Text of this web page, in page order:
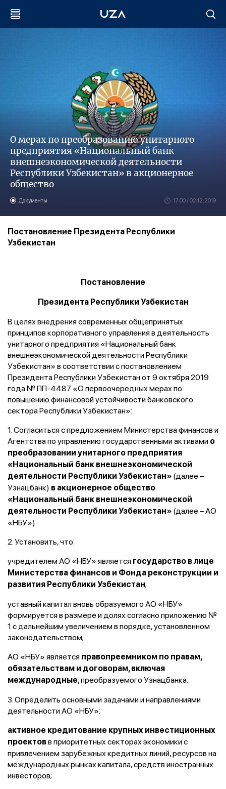
О мерах по преобразованию унитарного
предприятия «Национальный банк
внешнеэкономической деятельности
Республики Узбекистан» в акционерное
общество
Документы 17:00 / 02.12.2019
Постановление Президента Республики
Узбекистан
Постановление
Президента Республики Узбекистан
В целях внедрения современных общепринятых
принципов корпоративного управления в деятельность
унитарного предприятия «Национальный банк
внешнеэкономической деятельности Республики
Узбекистан» в соответствии с постановлением
Президента Республики Узбекистан от 9 октября 2019
года № ПП-4487 «О первоочередных мерах по
повышению финансовой устойчивости банковского
сектора Республики Узбекистан»:
1. Согласиться с предложением Министерства финансов и
Агентства по управлению государственными активами о
преобразовании унитарного предприятия
«Национальный банк внешнеэкономической
деятельности Республики Узбекистан» (далее –
Узнацбанк) в акционерное общество
«Национальный банк внешнеэкономической
деятельности Республики Узбекистан» (далее – АО
«НБУ»).
2. Установить, что:
учредителем АО «НБУ» является государство в лице
Министерства финансов и Фонда реконструкции и
развития Республики Узбекистан;
уставный капитал вновь образуемого АО «НБУ»
формируется в размере и долях согласно приложению №
1 с дальнейшим увеличением в порядке, установленном
законодательством;
АО «НБУ» является правопреемником по правам,
обязательствам и договорам, включая
международные, преобразуемого Узнацбанка.
3. Определить основными задачами и направлениями
деятельности АО «НБУ»:
активное кредитование крупных инвестиционных
проектовв приоритетных секторах экономики с
привлечением зарубежных кредитных линий, ресурсов на
международных рынках капитала, средств иностранных
инвесторов;